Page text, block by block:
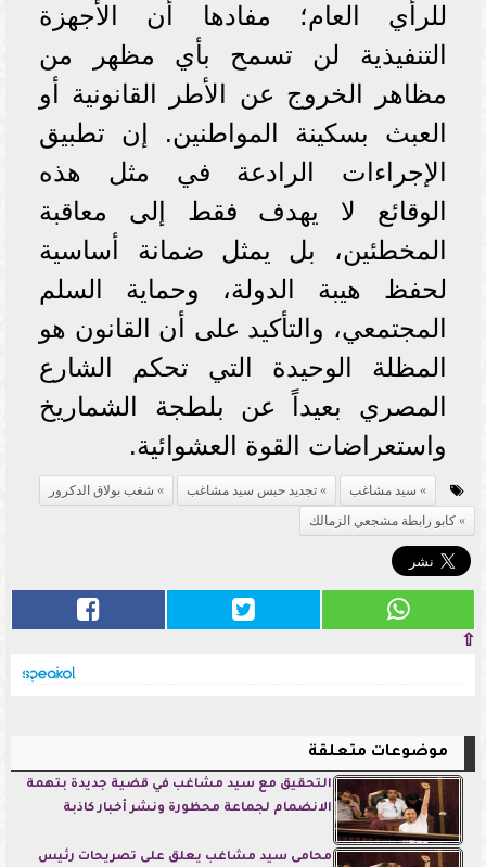
للرأي العام؛ مفادها أن الأجهزة
التنفيذية لن تسمح بأي مظهر من
مظاهر الخروج عن الأطر القانونية أو
العبث بسكينة المواطنين. إن تطبيق
الإجراءات الرادعة في مثل هذه
الوقائع لا يهدف فقط إلى معاقبة
المخطئين، بل يمثل ضمانة أساسية
لحفظ هيبة الدولة، وحماية السلم
المجتمعي، والتأكيد على أن القانون هو
المظلة الوحيدة التي تحكم الشارع
المصري بعيداً عن بلطجة الشماريخ
واستعراضات القوة العشوائية.
سيد مشاغب تجديد حبس سيد مشاغب
شغب بولاق الدكرور
كابو رابطة مشجعي الزمالك
⇧
موضوعات متعلقة
التحقيق مع سيد مشاغب في قضية جديدة بتهمة
الانضمام لجماعة محظورة ونشر أخبار كاذبة
محامى سيد مشاغب يعلق على تصريحات رئيس